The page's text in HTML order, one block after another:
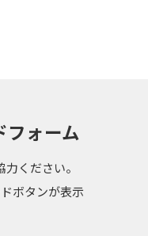
フォーム
ください。
ボタンが表示